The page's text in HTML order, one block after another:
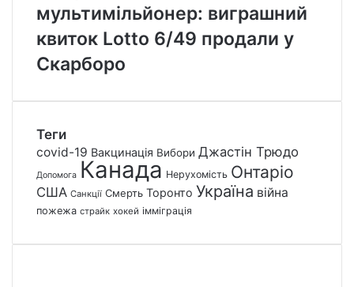
мультимільйонер: виграшний
квиток Lotto 6/49 продали у
Скарборо
Теги
covid-19 Вакцинація Вибори Джастін Трюдо
Допомога Канада Нерухомість Онтаріо
США Санкції Смерть Торонто Україна війна
пожежа страйк хокей імміграція